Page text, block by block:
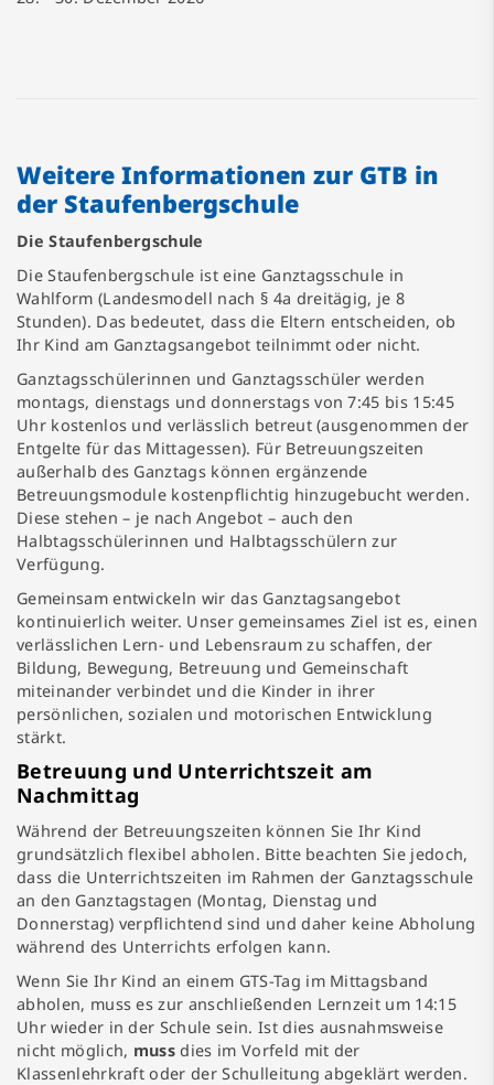
Weitere Informationen zur GTB in
der Staufenbergschule
Die Staufenbergschule
Die Staufenbergschule ist eine Ganztagsschule in
Wahlform (Landesmodell nach § 4a dreitägig, je 8
Stunden). Das bedeutet, dass die Eltern entscheiden, ob
Ihr Kind am Ganztagsangebot teilnimmt oder nicht.
Ganztagsschülerinnen und Ganztagsschüler werden
montags, dienstags und donnerstags von 7:45 bis 15:45
Uhr kostenlos und verlässlich betreut (ausgenommen der
Entgelte für das Mittagessen). Für Betreuungszeiten
außerhalb des Ganztags können ergänzende
Betreuungsmodule kostenpflichtig hinzugebucht werden.
Diese stehen – je nach Angebot – auch den
Halbtagsschülerinnen und Halbtagsschülern zur
Verfügung.
Gemeinsam entwickeln wir das Ganztagsangebot
kontinuierlich weiter. Unser gemeinsames Ziel ist es, einen
verlässlichen Lern- und Lebensraum zu schaffen, der
Bildung, Bewegung, Betreuung und Gemeinschaft
miteinander verbindet und die Kinder in ihrer
persönlichen, sozialen und motorischen Entwicklung
stärkt.
Betreuung und Unterrichtszeit am
Nachmittag
Während der Betreuungszeiten können Sie Ihr Kind
grundsätzlich flexibel abholen. Bitte beachten Sie jedoch,
dass die Unterrichtszeiten im Rahmen der Ganztagsschule
an den Ganztagstagen (Montag, Dienstag und
Donnerstag) verpflichtend sind und daher keine Abholung
während des Unterrichts erfolgen kann.
Wenn Sie Ihr Kind an einem GTS-Tag im Mittagsband
abholen, muss es zur anschließenden Lernzeit um 14:15
Uhr wieder in der Schule sein. Ist dies ausnahmsweise
nicht möglich, muss dies im Vorfeld mit der
Klassenlehrkraft oder der Schulleitung abgeklärt werden.